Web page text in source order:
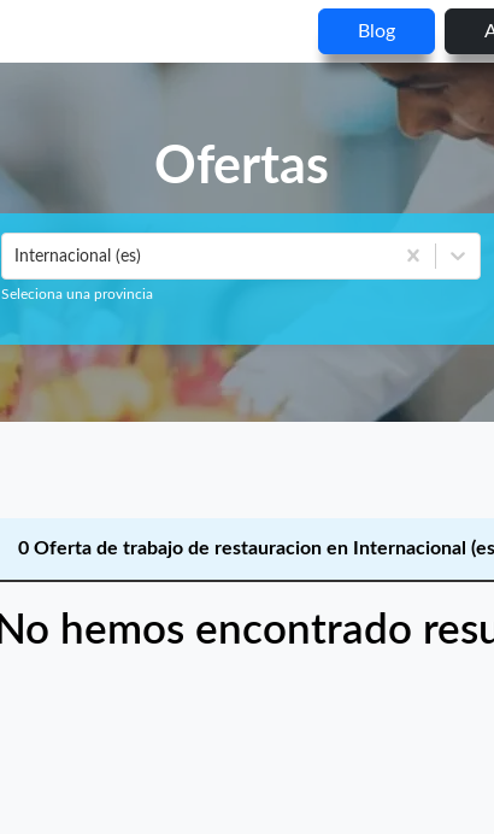
Blog
Ofertas
Internacional (es)
Seleciona una provincia
0 Oferta de trabajo de restauracion en Internacional
No hemos encontrado